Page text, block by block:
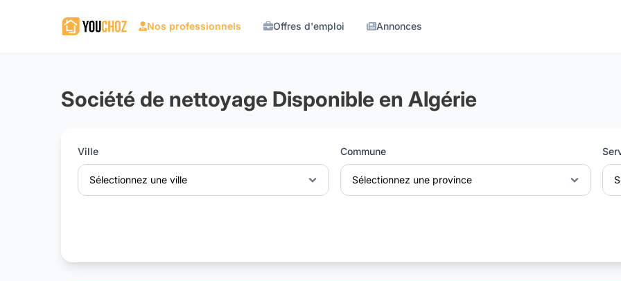
Nos professionnels Offres d'emploi Annonces
Société de nettoyage Disponible en Algérie
Ville
Sélectionnez une ville
Commune
Sélectionnez une province